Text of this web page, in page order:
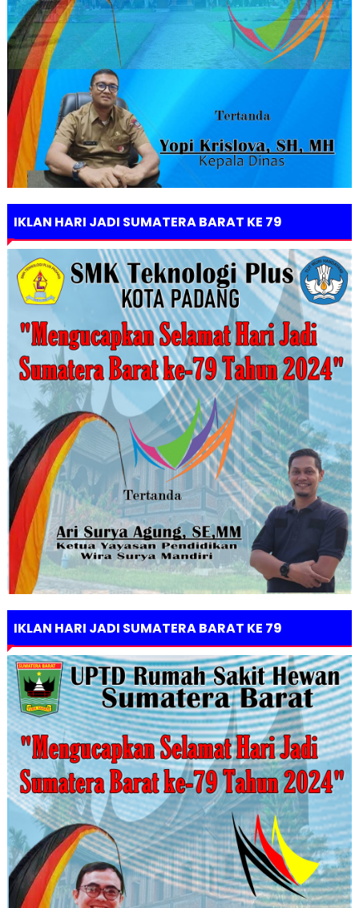
IKLAN HARI JADI SUMATERA BARAT KE 79
IKLAN HARI JADI SUMATERA BARAT KE 79